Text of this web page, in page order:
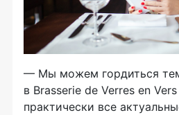
— Мы можем гордиться
в Brasserie de Verres en
практически все